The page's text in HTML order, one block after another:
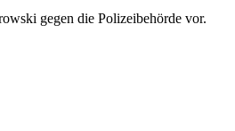
gegen die Polizeibehörde vor.